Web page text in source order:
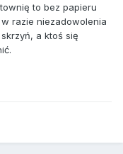
to bez papieru
razie niezadowolenia
a ktoś się